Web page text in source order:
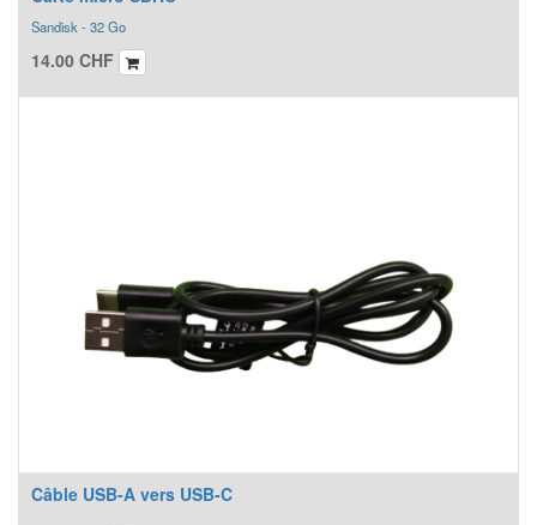
Sandisk - 32 Go
14.00 CHF
Câble USB-A vers USB-C